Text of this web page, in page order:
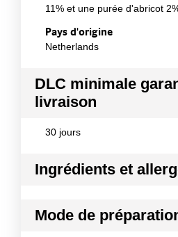
11% et une purée d'abricot
Pays d'origine
Netherlands
DLC minimale
livraison
30 jours
Ingrédients et
Farine de blé, lait écrémé,
Mode de